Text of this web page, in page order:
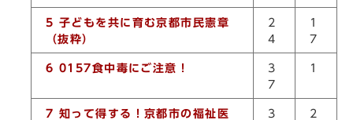
5 子どもを共に育む京都市民憲章
（抜粋）
2
4
1
7
6 0157食中毒にご注意！
3
7
1
7 知って得する！京都市の福祉医
3
2